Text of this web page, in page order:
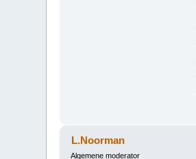
L.Noorman
Algemene moderator